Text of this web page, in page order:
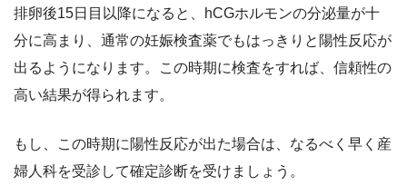
排卵後15日目以降になると、
hCGホルモンの分泌量が十
分に高まり
、通常の妊娠検査薬でもはっきりと陽性反応が
出るようになります。この時期に検査をすれば、信頼性の
高い結果が得られます。
もし、この時期に陽性反応が出た場合は、なるべく早く産
婦人科を受診して確定診断を受けましょう。